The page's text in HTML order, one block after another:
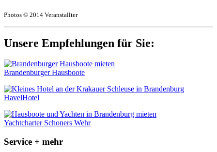
Photos © 2014 Veranstallter
Unsere Empfehlungen für Sie:
Brandenburger Hausboote
HavelHotel
Yachtcharter Schoners Wehr
Service + mehr